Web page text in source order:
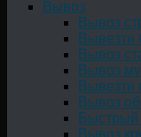
Вывоз
Вывоз
Вывезти
Вывоз
Вывоз
Вывезти
Вывоз
Быстрый
Вывоз